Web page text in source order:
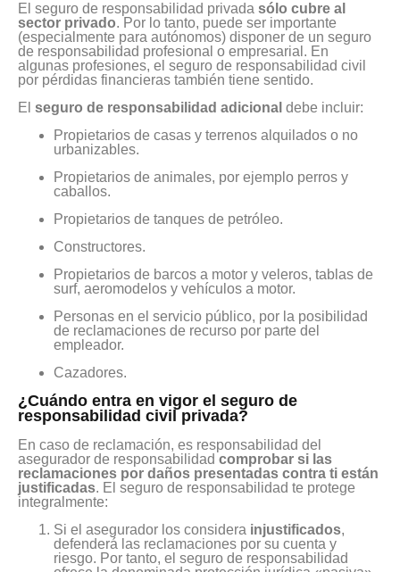
El seguro de responsabilidad privada sólo cubre al
sector privado. Por lo tanto, puede ser importante
(especialmente para autónomos) disponer de un seguro
de responsabilidad profesional o empresarial. En
algunas profesiones, el seguro de responsabilidad civil
por pérdidas financieras también tiene sentido.
El seguro de responsabilidad adicional debe incluir:
Propietarios de casas y terrenos alquilados o no
urbanizables.
Propietarios de animales, por ejemplo perros y
caballos.
Propietarios de tanques de petróleo.
Constructores.
Propietarios de barcos a motor y veleros, tablas de
surf, aeromodelos y vehículos a motor.
Personas en el servicio público, por la posibilidad
de reclamaciones de recurso por parte del
empleador.
Cazadores.
¿Cuándo entra en vigor el seguro de
responsabilidad civil privada?
En caso de reclamación, es responsabilidad del
asegurador de responsabilidad comprobar si las
reclamaciones por daños presentadas contra ti están
justificadas. El seguro de responsabilidad te protege
integralmente:
Si el asegurador los considera injustificados,
defenderá las reclamaciones por su cuenta y
riesgo. Por tanto, el seguro de responsabilidad